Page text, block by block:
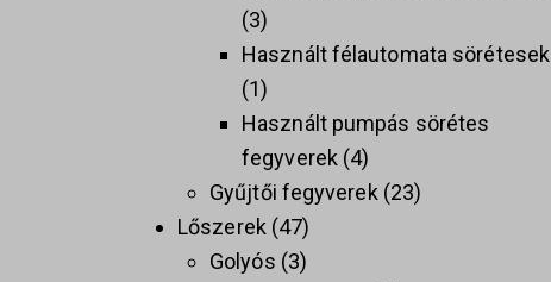
3
Használt félautomata sörétesek
1
Használt pumpás sörétes
fegyverek 4
Gyűjtői fegyverek 23
Lőszerek 47
Golyós 3